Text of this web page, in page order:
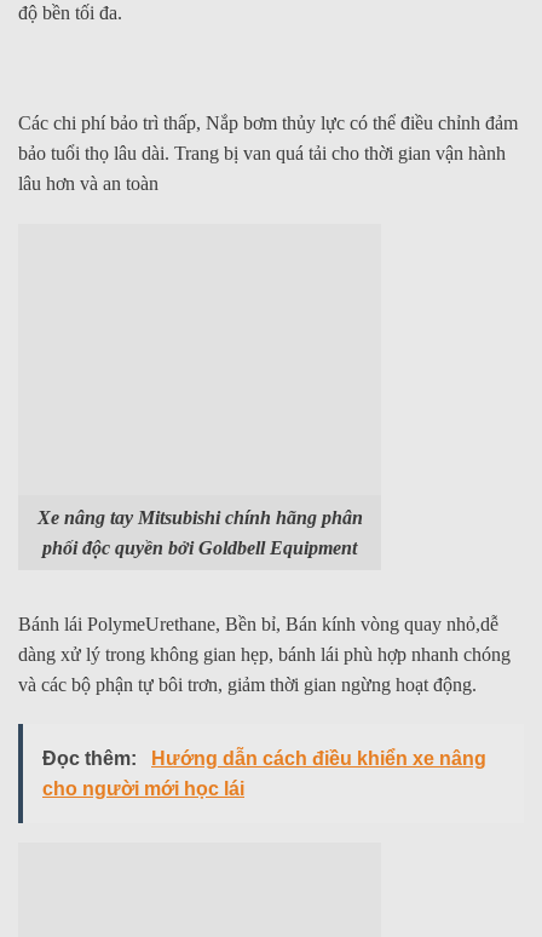
độ bền tối đa.
Các chi phí bảo trì thấp, Nắp bơm thủy lực có thể điều chỉnh đảm
bảo tuổi thọ lâu dài. Trang bị van quá tải cho thời gian vận hành
lâu hơn và an toàn
Xe nâng tay Mitsubishi chính hãng phân
phối độc quyền bởi Goldbell Equipment
Bánh lái PolymeUrethane, Bền bỉ, Bán kính vòng quay nhỏ,dễ
dàng xử lý trong không gian hẹp, bánh lái phù hợp nhanh chóng
và các bộ phận tự bôi trơn, giảm thời gian ngừng hoạt động.
Đọc thêm:
Hướng dẫn cách điều khiển xe nâng
cho người mới học lái